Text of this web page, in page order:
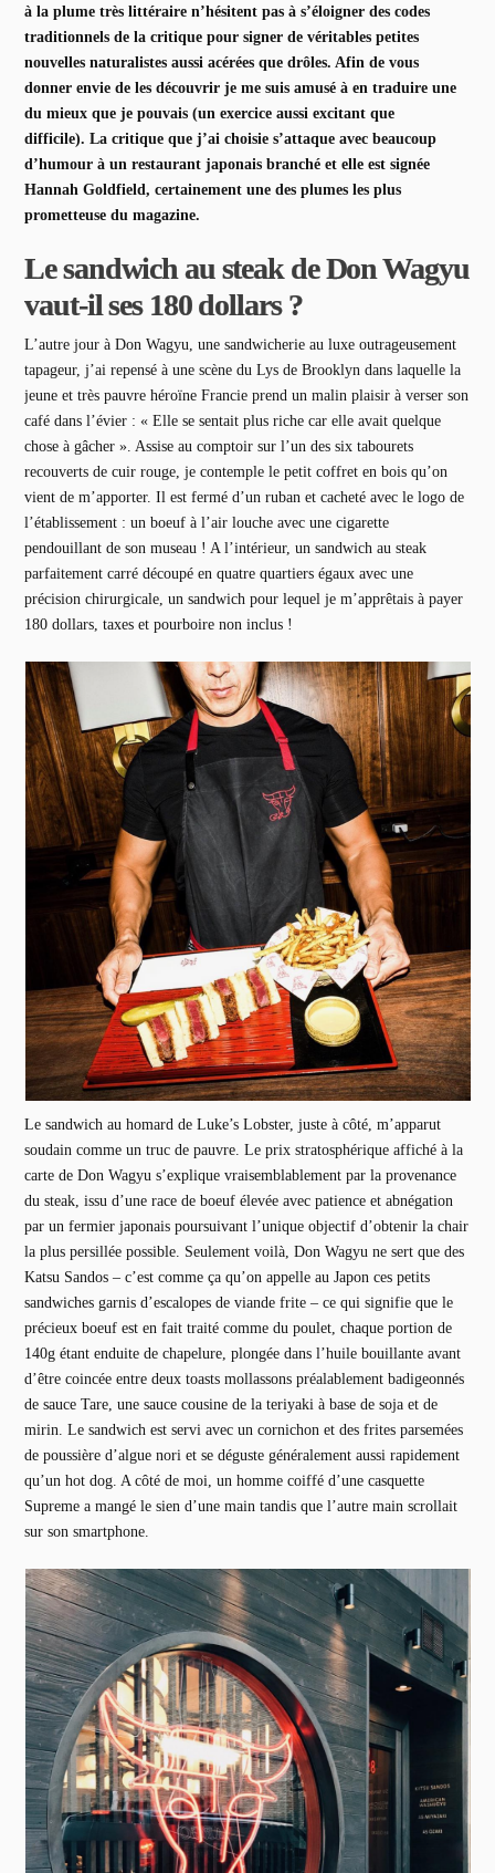
à la plume très littéraire n’hésitent pas à s’éloigner des codes
traditionnels de la critique pour signer de véritables petites
nouvelles naturalistes aussi acérées que drôles. Afin de vous
donner envie de les découvrir je me suis amusé à en traduire une
du mieux que je pouvais (un exercice aussi excitant que
difficile). La critique que j’ai choisie s’attaque avec beaucoup
d’humour à un restaurant japonais branché et elle est signée
Hannah Goldfield, certainement une des plumes les plus
prometteuse du magazine.
Le sandwich au steak de Don Wagyu
vaut-il ses 180 dollars ?
L’autre jour à Don Wagyu, une sandwicherie au luxe outrageusement
tapageur, j’ai repensé à une scène du Lys de Brooklyn dans laquelle la
jeune et très pauvre héroïne Francie prend un malin plaisir à verser son
café dans l’évier : « Elle se sentait plus riche car elle avait quelque
chose à gâcher ». Assise au comptoir sur l’un des six tabourets
recouverts de cuir rouge, je contemple le petit coffret en bois qu’on
vient de m’apporter. Il est fermé d’un ruban et cacheté avec le logo de
l’établissement : un boeuf à l’air louche avec une cigarette
pendouillant de son museau ! A l’intérieur, un sandwich au steak
parfaitement carré découpé en quatre quartiers égaux avec une
précision chirurgicale, un sandwich pour lequel je m’apprêtais à payer
180 dollars, taxes et pourboire non inclus !
Le sandwich au homard de Luke’s Lobster, juste à côté, m’apparut
soudain comme un truc de pauvre. Le prix stratosphérique affiché à la
carte de Don Wagyu s’explique vraisemblablement par la provenance
du steak, issu d’une race de boeuf élevée avec patience et abnégation
par un fermier japonais poursuivant l’unique objectif d’obtenir la chair
la plus persillée possible. Seulement voilà, Don Wagyu ne sert que des
Katsu Sandos – c’est comme ça qu’on appelle au Japon ces petits
sandwiches garnis d’escalopes de viande frite – ce qui signifie que le
précieux boeuf est en fait traité comme du poulet, chaque portion de
140g étant enduite de chapelure, plongée dans l’huile bouillante avant
d’être coincée entre deux toasts mollassons préalablement badigeonnés
de sauce Tare, une sauce cousine de la teriyaki à base de soja et de
mirin. Le sandwich est servi avec un cornichon et des frites parsemées
de poussière d’algue nori et se déguste généralement aussi rapidement
qu’un hot dog. A côté de moi, un homme coiffé d’une casquette
Supreme a mangé le sien d’une main tandis que l’autre main scrollait
sur son smartphone.